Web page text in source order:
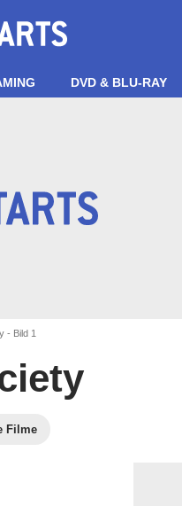
DVD & BLU-RAY
- Bild 1
Filme